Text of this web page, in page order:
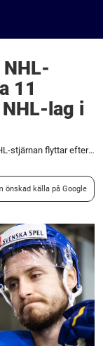
11
lag i
Bomben i natt: Svenske NHL-stjärnan flyttar efter hela 11 säsonger – klar för nytt NHL-lag i jättetrejd
önskad källa på Google